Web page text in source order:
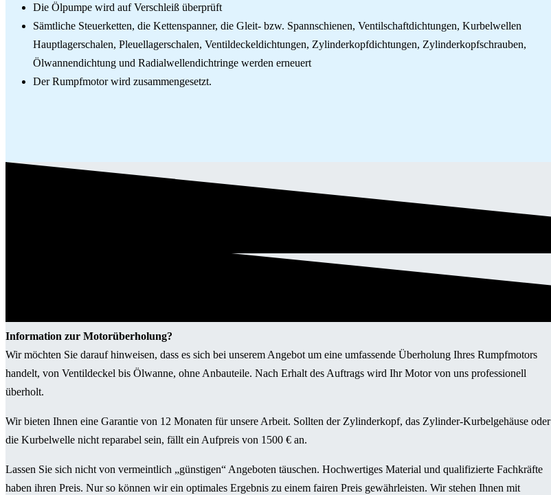
Die Ölpumpe wird auf Verschleiß überprüft
Sämtliche Steuerketten, die Kettenspanner, die Gleit- bzw. Spannschienen, Ventilschaftdichtungen, Kurbelwellen
Hauptlagerschalen, Pleuellagerschalen, Ventildeckeldichtungen, Zylinderkopfdichtungen, Zylinderkopfschrauben,
Ölwannendichtung und Radialwellendichtringe werden erneuert
Der Rumpfmotor wird zusammengesetzt.
Information zur Motorüberholung?
Wir möchten Sie darauf hinweisen, dass es sich bei unserem Angebot um eine umfassende Überholung Ihres Rumpfmotors
handelt, von Ventildeckel bis Ölwanne, ohne Anbauteile. Nach Erhalt des Auftrags wird Ihr Motor von uns professionell
überholt.
Wir bieten Ihnen eine Garantie von 12 Monaten für unsere Arbeit. Sollten der Zylinderkopf, das Zylinder-Kurbelgehäuse oder
die Kurbelwelle nicht reparabel sein, fällt ein Aufpreis von 1500 € an.
Lassen Sie sich nicht von vermeintlich „günstigen“ Angeboten täuschen. Hochwertiges Material und qualifizierte Fachkräfte
haben ihren Preis. Nur so können wir ein optimales Ergebnis zu einem fairen Preis gewährleisten. Wir stehen Ihnen mit